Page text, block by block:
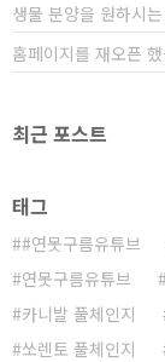
생물 분양을 원하시
홈페이지를 재오픈
최근 포스트
태그
#연못구름유튜브
연못구름유튜브
카니발 풀체인지
쏘렌토 풀체인지